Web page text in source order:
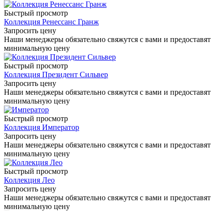
Быстрый просмотр
Коллекция Ренессанс Гранж
Запросить цену
Наши менеджеры обязательно свяжутся с вами и предоставят
минимальную цену
Быстрый просмотр
Коллекция Президент Сильвер
Запросить цену
Наши менеджеры обязательно свяжутся с вами и предоставят
минимальную цену
Быстрый просмотр
Коллекция Император
Запросить цену
Наши менеджеры обязательно свяжутся с вами и предоставят
минимальную цену
Быстрый просмотр
Коллекция Лео
Запросить цену
Наши менеджеры обязательно свяжутся с вами и предоставят
минимальную цену